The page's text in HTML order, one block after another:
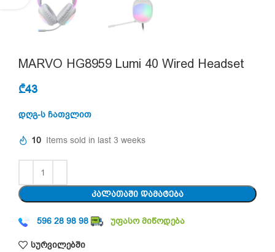
MARVO HG8959 Lumi 40 Wired Headset
₾43
დღგ-ს ჩათვლით
10 Items sold in last 3 weeks
ᲙᲐᲚᲐᲗᲐᲨᲘ ᲓᲐᲛᲐᲢᲔᲑᲐ
596 28 98 98 უფასო მიწოდება
სურვილებში